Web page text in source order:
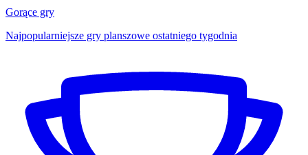
Gorące gry
Najpopularniejsze gry planszowe ostatniego tygodnia